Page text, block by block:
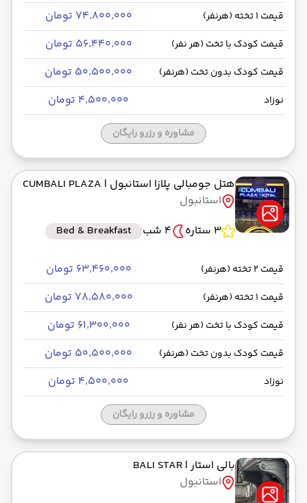
قیمت 1 تخته (هرنفر) ۷۴٬۸۰۰٬۰۰۰ تومان
قیمت کودک با تخت (هر نفر) ۵۶٬۴۴۰٬۰۰۰ تومان
قیمت کودک بدون تخت (هرنفر) ۵۰٬۵۰۰٬۰۰۰ تومان
نوزاد ۴٬۵۰۰٬۰۰۰ تومان
مشاوره و رزرو رایگان
هتل جومبالی پلازا استانبول | CUMBALI PLAZA
استانبول
3 ستاره
4 شب Bed & Breakfast
قیمت 2 تخته (هرنفر) ۶۳٬۴۶۰٬۰۰۰ تومان
قیمت 1 تخته (هرنفر) ۷۸٬۵۸۰٬۰۰۰ تومان
قیمت کودک با تخت (هر نفر) ۶۱٬۳۰۰٬۰۰۰ تومان
قیمت کودک بدون تخت (هرنفر) ۵۰٬۵۰۰٬۰۰۰ تومان
نوزاد ۴٬۵۰۰٬۰۰۰ تومان
مشاوره و رزرو رایگان
بالی استار| BALI STAR
استانبول